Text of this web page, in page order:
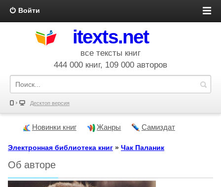
Войти
itexts.net
все тексты книг
444 000 книг, 109 000 авторов
Десктоп версия
Новинки книг Жанры Самиздат
Электронная библиотека книг » Чак Паланик
Об авторе